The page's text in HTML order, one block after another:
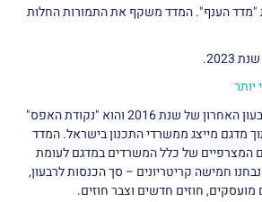
"מדד הענף". המדד משקף את התמורות החלות
יותר
המדד הראשון פורסם ברבעון האחרון של שנת 2016 והוא "נקודת האפס"
מדגם מייצג ממשרדי התכנון בישראל. המדד
המצרפיים של כלל המשרדים במדגם לעומת
הבסיס (12/2016). נבחנו חמישה קריטריונים – סך הכנסות לרבעון,
מועסקים, חוזים חדשים וצבר חוזים.